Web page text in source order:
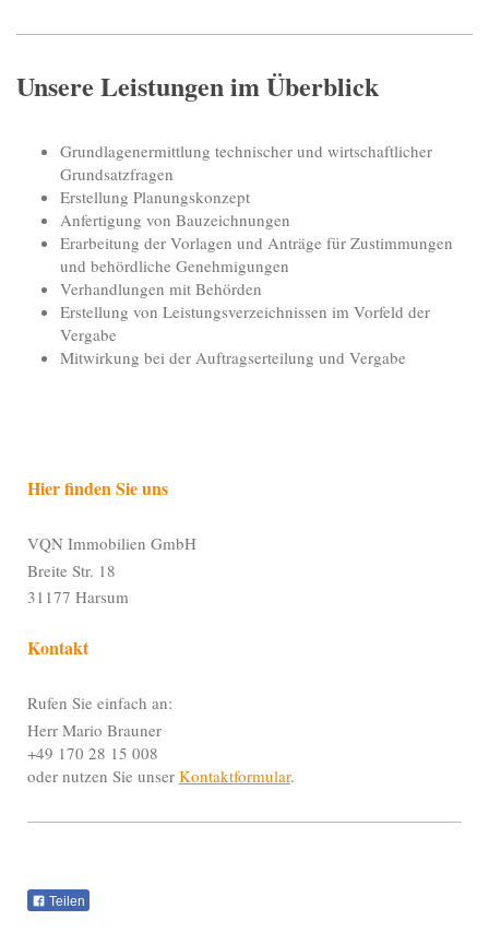
Unsere Leistungen im Überblick
Grundlagenermittlung technischer und wirtschaftlicher
Grundsatzfragen
Erstellung Planungskonzept
Anfertigung von Bauzeichnungen
Erarbeitung der Vorlagen und Anträge für Zustimmungen
und behördliche Genehmigungen
Verhandlungen mit Behörden
Erstellung von Leistungsverzeichnissen im Vorfeld der
Vergabe
Mitwirkung bei der Auftragserteilung und Vergabe
Hier finden Sie uns
VQN Immobilien GmbH
Breite Str. 18
31177 Harsum
Kontakt
Rufen Sie einfach an:
Herr Mario Brauner
+49 170 28 15 008
oder nutzen Sie unser Kontaktformular.
Teilen